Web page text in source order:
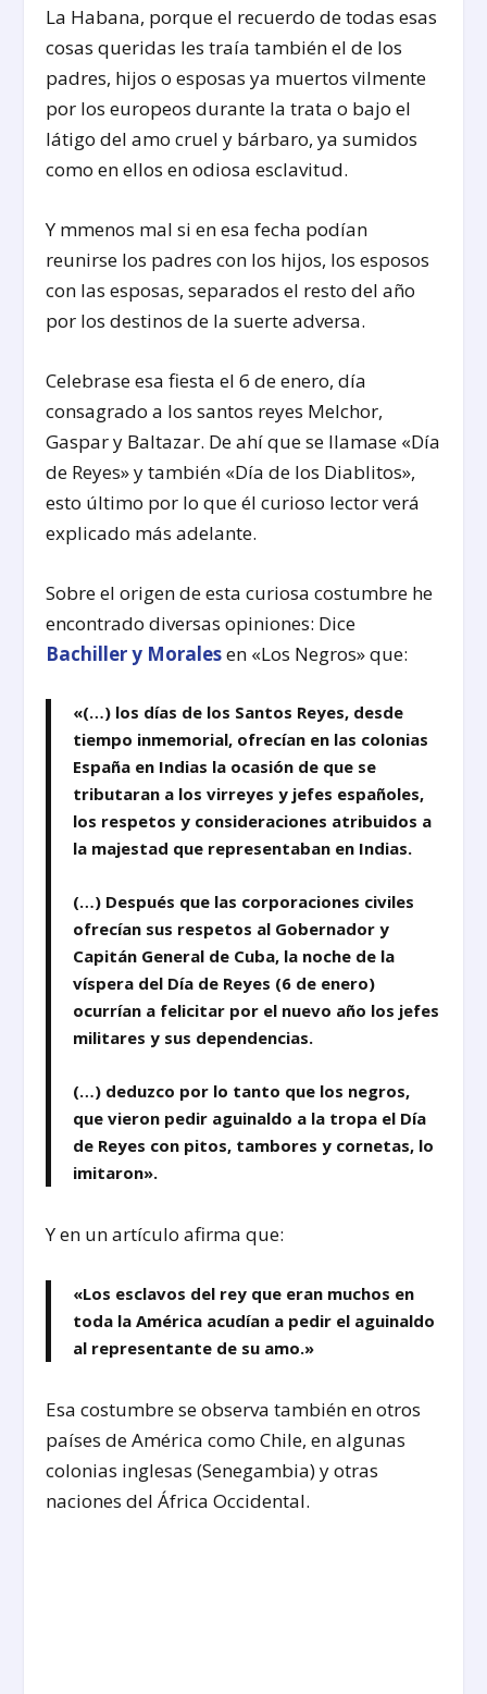
La Habana, porque el recuerdo de todas esas
cosas queridas les traía también el de los
padres, hijos o esposas ya muertos vilmente
por los europeos durante la trata o bajo el
látigo del amo cruel y bárbaro, ya sumidos
como en ellos en odiosa esclavitud.
Y mmenos mal si en esa fecha podían
reunirse los padres con los hijos, los esposos
con las esposas, separados el resto del año
por los destinos de la suerte adversa.
Celebrase esa fiesta el 6 de enero, día
consagrado a los santos reyes Melchor,
Gaspar y Baltazar. De ahí que se llamase «Día
de Reyes» y también «Día de los Diablitos»,
esto último por lo que él curioso lector verá
explicado más adelante.
Sobre el origen de esta curiosa costumbre he
encontrado diversas opiniones: Dice
Bachiller y Moralesen «Los Negros» que:
«(…) los días de los Santos Reyes, desde
tiempo inmemorial, ofrecían en las colonias
España en Indias la ocasión de que se
tributaran a los virreyes y jefes españoles,
los respetos y consideraciones atribuidos a
la majestad que representaban en Indias.
(…) Después que las corporaciones civiles
ofrecían sus respetos al Gobernador y
Capitán General de Cuba, la noche de la
víspera del Día de Reyes (6 de enero)
ocurrían a felicitar por el nuevo año los jefes
militares y sus dependencias.
(…) deduzco por lo tanto que los negros,
que vieron pedir aguinaldo a la tropa el Día
de Reyes con pitos, tambores y cornetas, lo
imitaron».
Y en un artículo afirma que:
«Los esclavos del rey que eran muchos en
toda la América acudían a pedir el aguinaldo
al representante de su amo.»
Esa costumbre se observa también en otros
países de América como Chile, en algunas
colonias inglesas (Senegambia) y otras
naciones del África Occidental.